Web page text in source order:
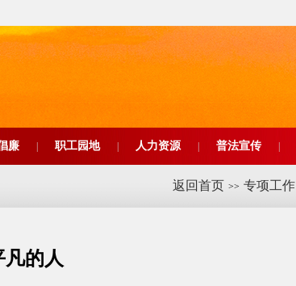
廉 职工园地 人力资源 普法宣传
返回首页 >> 专项工作
的人